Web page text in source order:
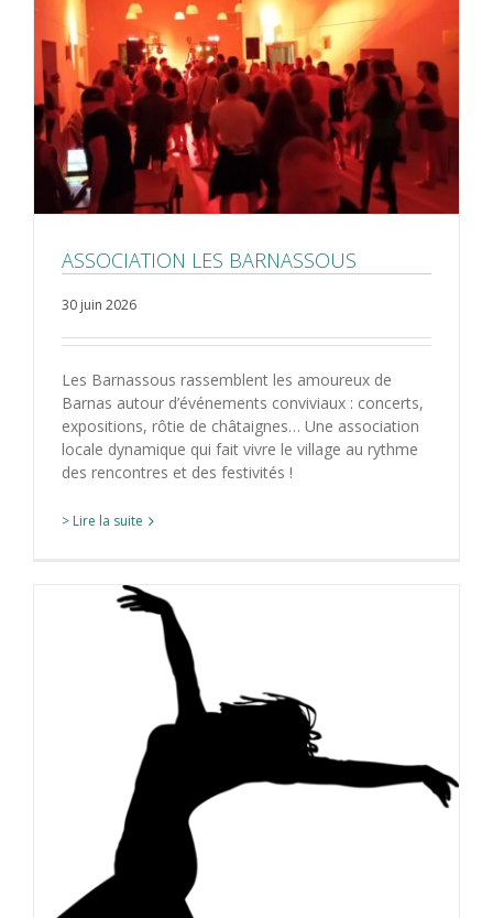
ASSOCIATION LES BARNASSOUS
30 juin 2026
Les Barnassous rassemblent les amoureux de
Barnas autour d’événements conviviaux : concerts,
expositions, rôtie de châtaignes… Une association
locale dynamique qui fait vivre le village au rythme
des rencontres et des festivités !
> Lire la suite